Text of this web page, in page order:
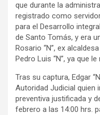
que durante la
registrado como
para el Desarrollo
de Santo Tomás, y era
Rosario “N”, ex
Pedro Luis “N”, ya que
Tras su captura, Edgar
Autoridad Judicial quien
preventiva justificada y
febrero a las 14:00 hrs.